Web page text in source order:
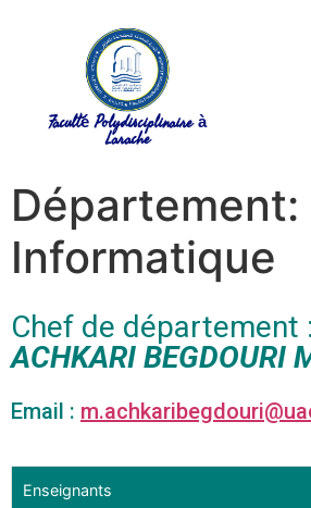
Faculté Polydisciplinaire à
Larache
Département:
Informatique
Chef de département :
ACHKARI BEGDOURI
Email :
Enseignants